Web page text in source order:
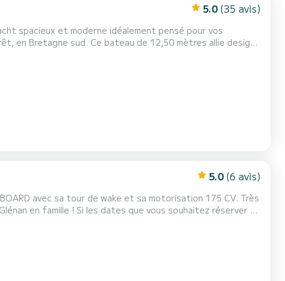
5.0 (35 avis)
spacieux et moderne idéalement pensé pour vos
de 12,50 mètres allie design
de vie, son carré lumineux, sa cuisine équipée, ses
une journée luxueuse en mer, un week-end détente ou
5.0 (6 avis)
avec sa tour de wake et sa motorisation 175 CV. Très
souhaitez réserver ne
vous proposer des solutions alternatives.